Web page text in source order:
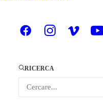
RICERCA
8 – 14 ottobre 2020